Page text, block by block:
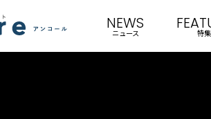
NEWS
ニュース 特集